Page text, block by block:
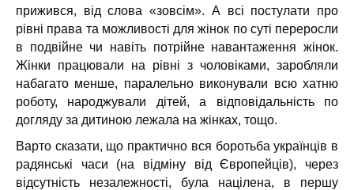
прижився, від слова «зовсім». А всі постулати про
рівні права та можливості для жінок по суті переросли
в подвійне чи навіть потрійне навантаження жінок.
Жінки працювали на рівні з чоловіками, заробляли
набагато менше, паралельно виконували всю хатню
роботу, народжували дітей, а відповідальність по
догляду за дитиною лежала на жінках, тощо.
Варто сказати, що практично вся боротьба українців в
радянські часи (на відміну від Європейців), через
відсутність незалежності, була націлена, в першу